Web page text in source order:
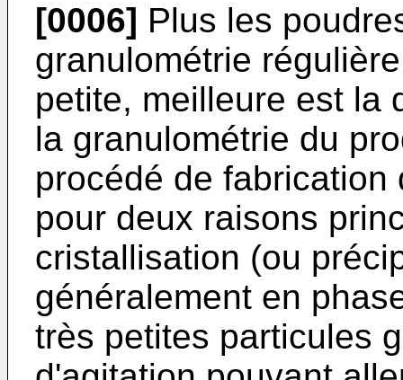
[0006] Plus les
granulométrie
petite, meilleure est la
la granulométrie du
procédé de
pour deux raisons
cristallisation (ou
généralement en
très petites particules